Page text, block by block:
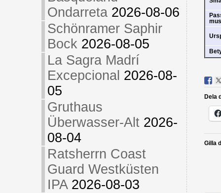
Ondarreta 2026-08-06
Schönramer Saphir
Bock 2026-08-05
La Sagra Madrí
Excepcional 2026-08-
05
Gruthaus
Überwasser-Alt 2026-
08-04
Ratsherrn Coast
Guard Westküsten
IPA 2026-08-03
Dela
Gilla